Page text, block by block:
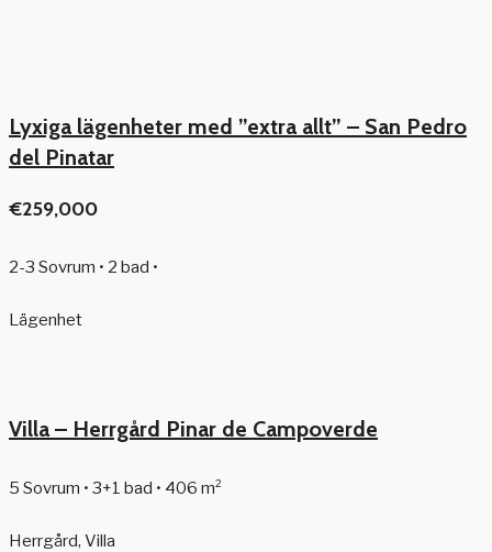
Lyxiga lägenheter med ”extra allt” – San Pedro
del Pinatar
€259,000
2-3 Sovrum • 2 bad •
Lägenhet
Villa – Herrgård Pinar de Campoverde
5 Sovrum • 3+1 bad • 406 m²
Herrgård, Villa